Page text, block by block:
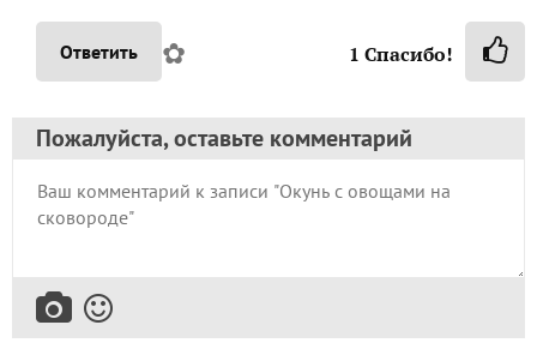
Ответить ✿ 1 Спасибо!
Пожалуйста, оставьте комментарий